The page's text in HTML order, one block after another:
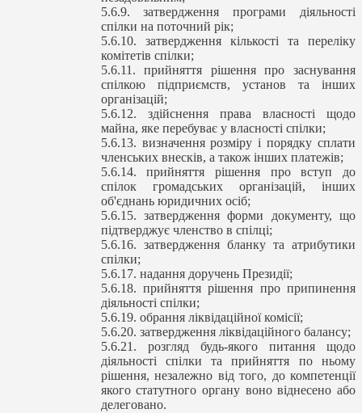
5.6.9. затвердження програми діяльності
спілки на поточний рік;
5.6.10. затвердження кількості та переліку
комітетів спілки;
5.6.11. прийняття рішення про заснування
спілкою підприємств, установ та інших
організацій;
5.6.12. здійснення права власності щодо
майна, яке перебуває у власності спілки;
5.6.13. визначення розміру і порядку сплати
членських внесків, а також інших платежів;
5.6.14. прийняття рішення про вступ до
спілок громадських організацій, інших
об'єднань юридичних осіб;
5.6.15. затвердження форми документу, що
підтверджує членство в спілці;
5.6.16. затвердження бланку та атрибутики
спілки;
5.6.17. надання доручень Президії;
5.6.18. прийняття рішення про припинення
діяльності спілки;
5.6.19. обрання ліквідаційної комісії;
5.6.20. затвердження ліквідаційного балансу;
5.6.21. розгляд будь-якого питання щодо
діяльності спілки та прийняття по ньому
рішення, незалежно від того, до компетенції
якого статутного органу воно віднесено або
делеговано.